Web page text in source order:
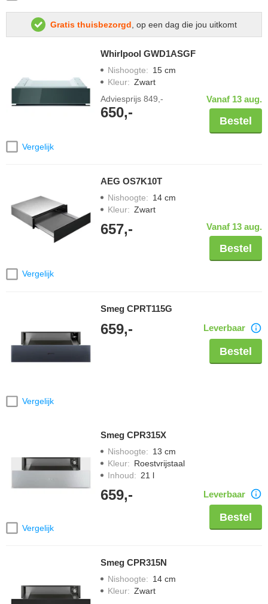
Gratis thuisbezorgd, op een dag die jou uitkomt
Vergelijk
Whirlpool GWD1ASGF
Nishoogte: 15 cm
Kleur: Zwart
Adviesprijs 849,-
650,-
Vanaf 13 aug.
Bestel
Vergelijk
AEG OS7K10T
Nishoogte: 14 cm
Kleur: Zwart
657,- Vanaf 13 aug.
Bestel
Vergelijk
Smeg CPRT115G
659,- Leverbaar
Bestel
Vergelijk
Smeg CPR315X
Nishoogte: 13 cm
Kleur: Roestvrijstaal
Inhoud: 21 l
659,- Leverbaar
Bestel
Smeg CPR315N
Nishoogte: 14 cm
Kleur: Zwart